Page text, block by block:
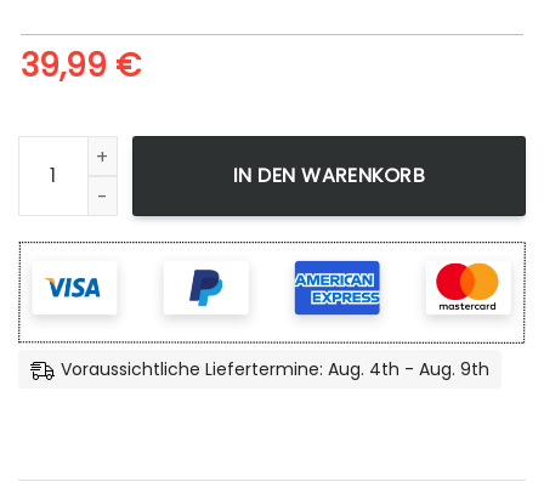
39,99 €
Weinrebe - Leinwandbild Menge
IN DEN WARENKORB
Voraussichtliche Liefertermine: Aug. 4th - Aug. 9th